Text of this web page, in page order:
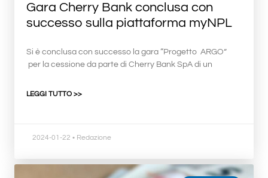
Gara Cherry Bank conclusa con
successo sulla piattaforma myNPL
Si è conclusa con successo la gara “Progetto ARGO”
per la cessione da parte di Cherry Bank SpA di un
LEGGI TUTTO >>
2024-01-22 • Redazione